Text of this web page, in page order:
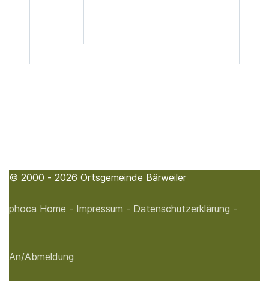
© 2000 - 2026 Ortsgemeinde Bärweiler
phoca Home - Impressum - Datenschutzerklärung -
An/Abmeldung